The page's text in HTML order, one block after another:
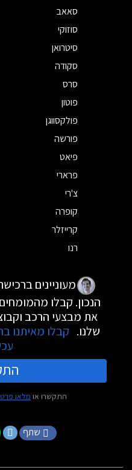
סאאב
סוזוקי
סיטרואן
סקודה
סרס
פוטון
פולקסווגן
פורשה
פיאט
פרארי
צ'רי
קופרה
קרייזלר
רנו
מעוניינים
הנכון. קבלו מהמומחים
את מבצעי הרכב
שלנו. קבלו מאיתנו
התקשרו או מלאו
שתף